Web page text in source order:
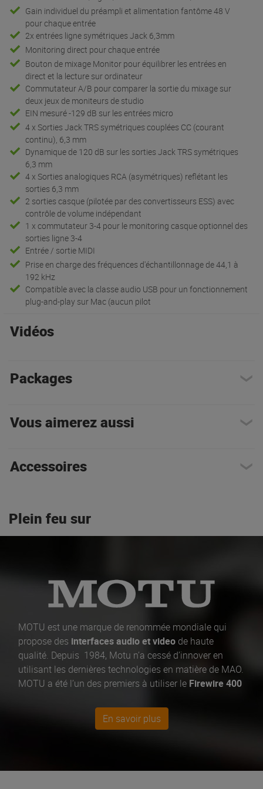
Gain individuel du préampli et alimentation fantôme 48 V
pour chaque entrée
2x entrées ligne symétriques Jack 6,3mm
Monitoring direct pour chaque entrée
Bouton de mixage Monitor pour équilibrer les entrées en
direct et la lecture sur ordinateur
Commutateur A/B pour comparer la sortie du mixage sur
deux jeux de moniteurs de studio
EIN mesuré -129 dB sur les entrées micro
4 x Sorties Jack TRS symétriques couplées CC (courant
continu), 6,3 mm
Dynamique de 120 dB sur les sorties Jack TRS symétriques
6,3 mm
4 x Sorties analogiques RCA (asymétriques) reflétant les
sorties 6,3 mm
2 sorties casque (pilotée par des convertisseurs ESS) avec
contrôle de volume indépendant
1 x commutateur 3-4 pour le monitoring casque optionnel des
sorties ligne 3-4
Entrée / sortie MIDI
Prise en charge des fréquences d'échantillonnage de 44,1 à
192 kHz
Compatible avec la classe audio USB pour un fonctionnement
plug-and-play sur Mac (aucun pilot
Vidéos
Packages
Vous aimerez aussi
Accessoires
Plein feu sur
MOTU est une marque de renommée mondiale qui
propose des interfaces audio et video de haute
qualité. Depuis 1984, Motu n’a cessé d’innover en
utilisant les dernières technologies en matière de MAO.
MOTU a été l’un des premiers à utiliser le Firewire 400
interfaces hybrides comme la828 mk3 Hybrid
. Mais MOTU ne s’adresse pas
comme laUltralite mk4ou la Audio Express. Les
En savoir plus